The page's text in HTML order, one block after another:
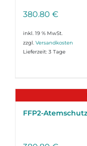
380.80 €
inkl. 19 % MwSt.
zzgl. Versandkosten
Lieferzeit: 3 Tage
FFP2-